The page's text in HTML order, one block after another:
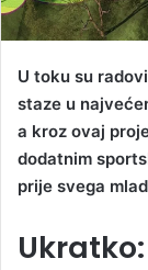
U toku su
staze u
a kroz ovaj
dodatnim
prije svega
Ukratko: